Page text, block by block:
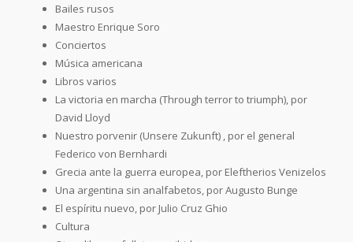
Bailes rusos
Maestro Enrique Soro
Conciertos
Música americana
Libros varios
La victoria en marcha (Through terror to triumph), por
David Lloyd
Nuestro porvenir (Unsere Zukunft) , por el general
Federico von Bernhardi
Grecia ante la guerra europea, por Eleftherios Venizelos
Una argentina sin analfabetos, por Augusto Bunge
El espíritu nuevo, por Julio Cruz Ghio
Cultura